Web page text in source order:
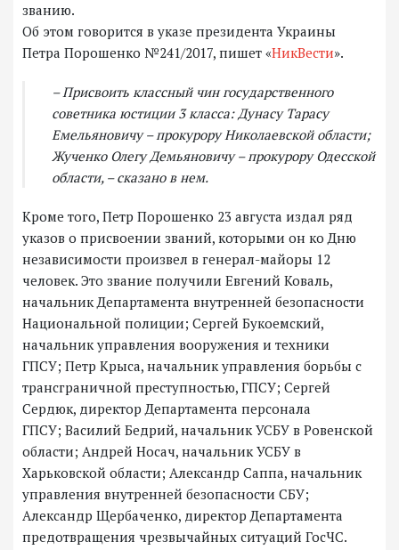
званию.
Об этом говорится в указе президента Украины
Петра Порошенко №241/2017, пишет «НикВести».
– Присвоить классный чин государственного
советника юстиции 3 класса: Дунасу Тарасу
Емельяновичу – прокурору Николаевской области;
Жученко Олегу Демьяновичу – прокурору Одесской
области, – сказано в нем.
Кроме того, Петр Порошенко 23 августа издал ряд
указов о присвоении званий, которыми он ко Дню
независимости произвел в генерал-майоры 12
человек. Это звание получили Евгений Коваль,
начальник Департамента внутренней безопасности
Национальной полиции; Сергей Букоемский,
начальник управления вооружения и техники
ГПСУ; Петр Крыса, начальник управления борьбы с
трансграничной преступностью, ГПСУ; Сергей
Сердюк, директор Департамента персонала
ГПСУ; Василий Бедрий, начальник УСБУ в Ровенской
области; Андрей Носач, начальник УСБУ в
Харьковской области; Александр Саппа, начальник
управления внутренней безопасности СБУ;
Александр Щербаченко, директор Департамента
предотвращения чрезвычайных ситуаций ГосЧС.